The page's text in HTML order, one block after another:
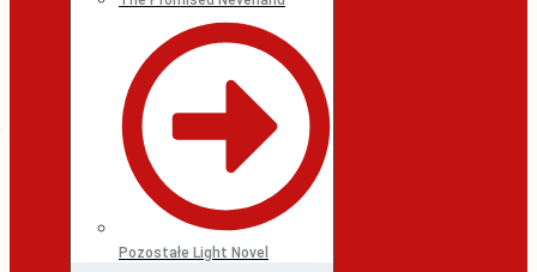
Pozostałe Light Novel